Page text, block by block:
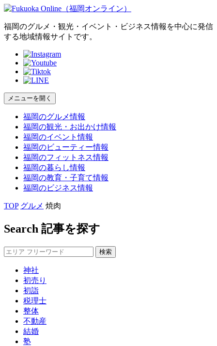
福岡のグルメ・観光・イベント・ビジネス情報を中心に発信
する地域情報サイトです。
メニューを開く
福岡のグルメ情報
福岡の観光・お出かけ情報
福岡のイベント情報
福岡のビューティー情報
福岡のフィットネス情報
福岡の暮らし情報
福岡の教育・子育て情報
福岡のビジネス情報
TOP グルメ 焼肉
Search 記事を探す
神社
初売り
初詣
税理士
整体
不動産
結婚
塾